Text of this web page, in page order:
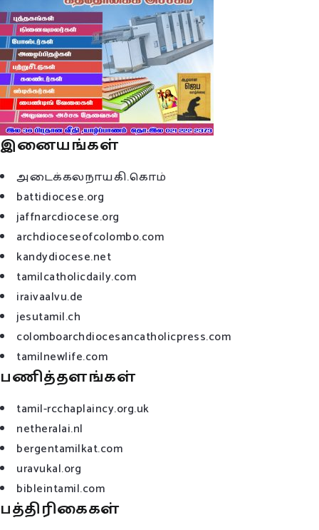
இனையங்கள்
அடைக்கலநாயகி.கொம்
battidiocese.org
jaffnarcdiocese.org
archdioceseofcolombo.com
kandydiocese.net
tamilcatholicdaily.com
iraivaalvu.de
jesutamil.ch
colomboarchdiocesancatholicpress.com
tamilnewlife.com
பணித்தளங்கள்
tamil-rcchaplaincy.org.uk
netheralai.nl
bergentamilkat.com
uravukal.org
bibleintamil.com
பத்திரிகைகள்